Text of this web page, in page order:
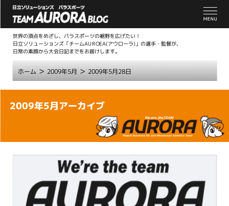
世界の頂点をめざし、パラスポーツの裾野を広げたい！
日立ソリューションズ「チームAUROEA(アウローラ)」の選手・監督が、
日常の素顔から大会日記までをお届けします。
ホーム> 2009年5月 > 2009年5月28日
本
2009年5月アーカイブ